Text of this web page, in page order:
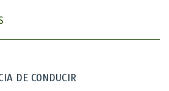
DE CONDUCIR